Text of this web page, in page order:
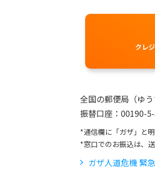
クレ
全国の郵便局（ゆ
振替口座：00190-
*通信欄に「ガザ」と明
*窓口でのお振込は、
ガザ人道危機 緊